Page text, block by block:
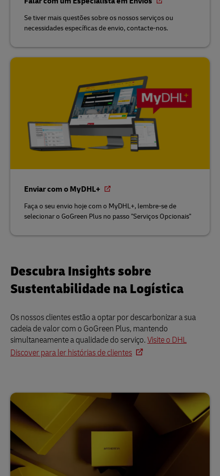
Se tiver mais questões sobre os nossos serviços ou
necessidades específicas de envio, contacte-nos.
Enviar com o MyDHL+
Faça o seu envio hoje com o MyDHL+, lembre-se de
selecionar o GoGreen Plus no passo "Serviços Opcionais"
Descubra Insights sobre
Sustentabilidade na Logística
Os nossos clientes estão a optar por descarbonizar a sua
cadeia de valor com o GoGreen Plus, mantendo
simultaneamente a qualidade do serviço.Visite o DHL
Discover para ler histórias de clientes